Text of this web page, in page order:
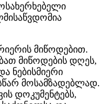
მიწოდებით.
მიწოდების დღეს,
ნებისმიერი
მოსამზადებლად.
დოკუმენტებს,